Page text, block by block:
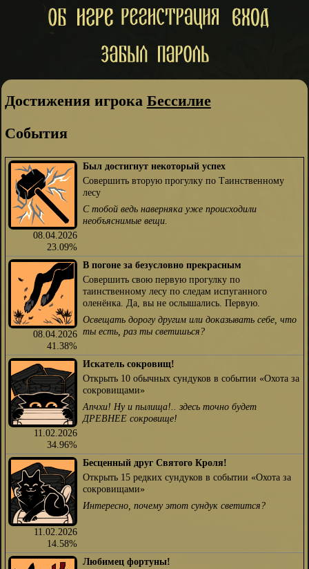
Достижения игрока Бессилие
События
08.04.2026
23.09%
Был достигнут некоторый успех
Совершить вторую прогулку по Таинственному
лесу
С тобой ведь наверняка уже происходили
необъяснимые вещи.
08.04.2026
41.38%
В погоне за безусловно прекрасным
Совершить свою первую прогулку по
таинственному лесу по следам испуганного
оленёнка. Да, вы не ослышались. Первую.
Освещать дорогу другим или доказывать себе, что
ты есть, раз ты светишься?
11.02.2026
34.96%
Искатель сокровищ!
Открыть 10 обычных сундуков в событии «Охота за
сокровищами»
Апчхи! Ну и пылища!.. здесь точно будет
ДРЕВНЕЕ сокровище!
11.02.2026
14.58%
Бесценный друг Святого Кроля!
Открыть 15 редких сундуков в событии «Охота за
сокровищами»
Интересно, почему этот сундук светится?
Любимец фортуны!